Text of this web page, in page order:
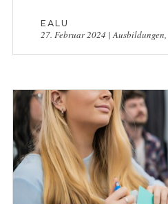
EALU
27. Februar 2024 |Ausbildungen,